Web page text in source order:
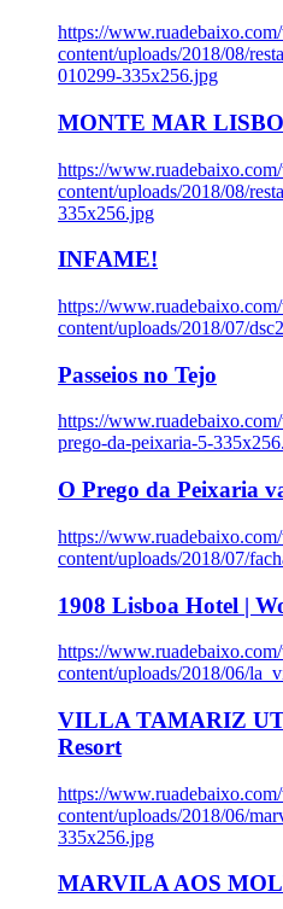
https://
content/uploads/2018/08/
010299-335x256.jpg
MONTE MAR
https://
content/uploads/2018/08/
335x256.jpg
INFAME!
https://
content/uploads/2018/07/
Passeios no Tejo
https://
prego-da-peixaria-5-
O Prego da Peixaria
https://
content/uploads/2018/07/
1908 Lisboa Hotel |
https://
content/uploads/2018/06/
VILLA TAMARIZ
Resort
https://
content/uploads/2018/06/
335x256.jpg
MARVILA AOS